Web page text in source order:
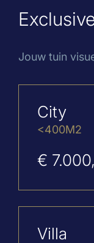
Jouw tuin
City
<400M2
€
Villa